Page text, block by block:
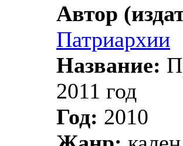
Автор
Патриархии
Название:
2011 год
Год: 2010